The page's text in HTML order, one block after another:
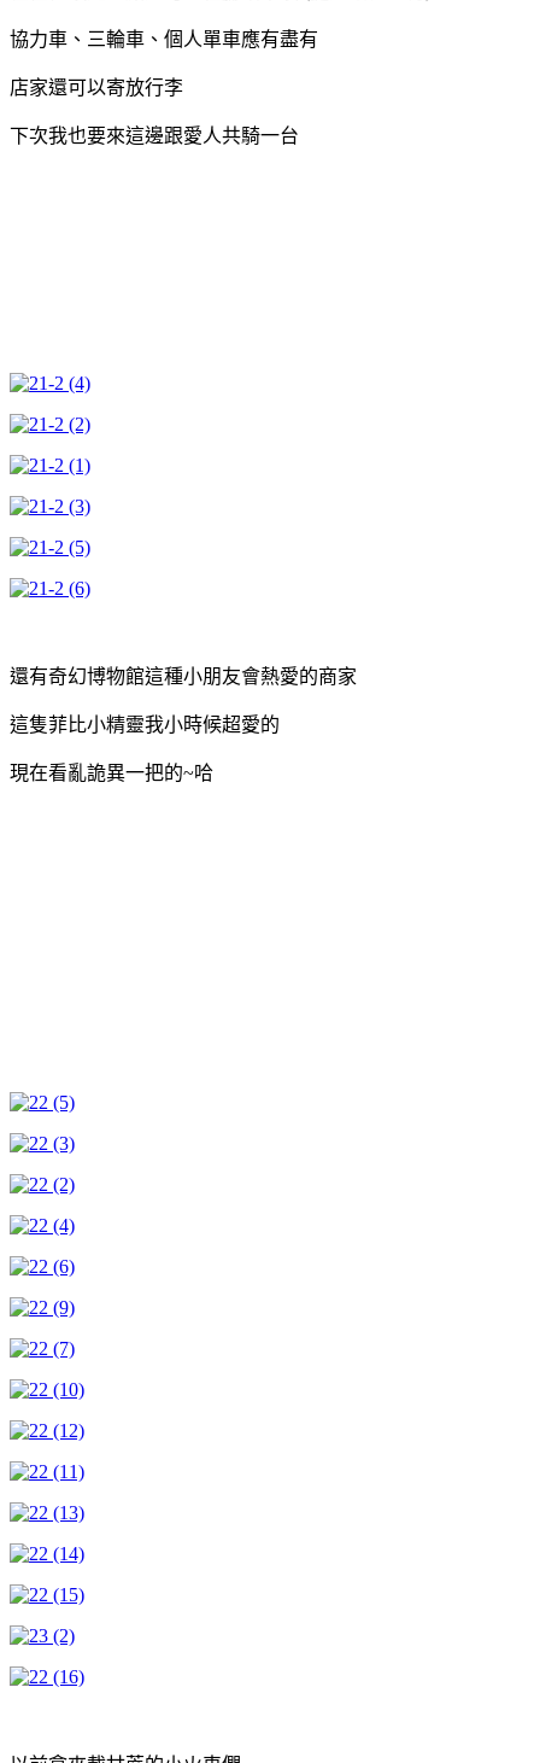
協力車、三輪車、個人單車應有盡有
店家還可以寄放行李
下次我也要來這邊跟愛人共騎一台
還有奇幻博物館這種小朋友會熱愛的商家
這隻菲比小精靈我小時候超愛的
現在看亂詭異一把的~哈